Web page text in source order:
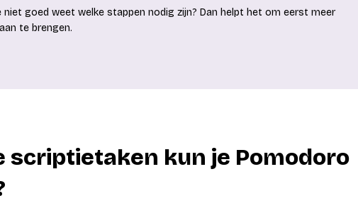
goed weet welke stappen nodig zijn? Dan helpt het om eerst meer
aan te brengen.
scriptietaken kun je Pomodoro